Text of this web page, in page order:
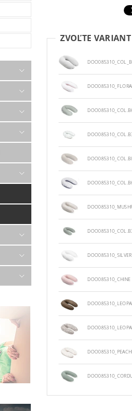
ZVOĽTE VARIANT
DOO085310_CHINE